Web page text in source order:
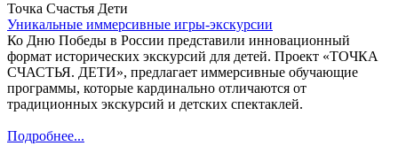
Точка Счастья Дети
Уникальные иммерсивные игры-экскурсии
Ко Дню Победы в России представили инновационный
формат исторических экскурсий для детей. Проект «ТОЧКА
СЧАСТЬЯ. ДЕТИ», предлагает иммерсивные обучающие
программы, которые кардинально отличаются от
традиционных экскурсий и детских спектаклей.
Подробнее...